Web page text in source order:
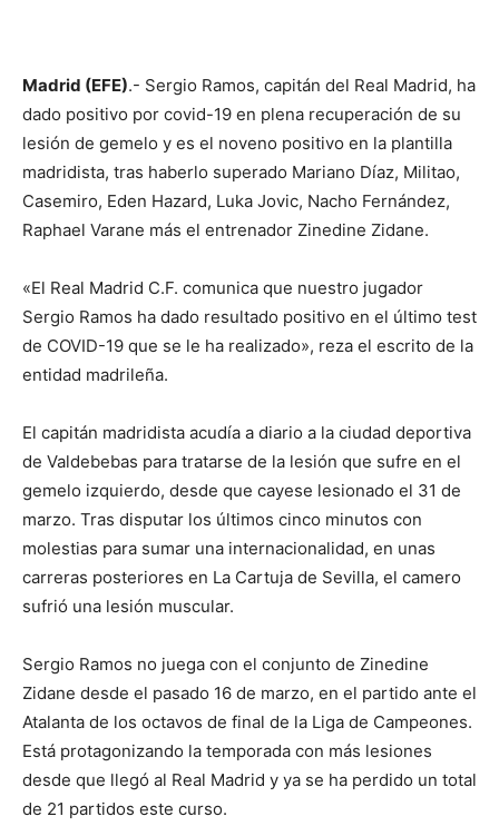
Madrid (EFE).- Sergio Ramos, capitán del Real Madrid, ha
dado positivo por covid-19 en plena recuperación de su
lesión de gemelo y es el noveno positivo en la plantilla
madridista, tras haberlo superado Mariano Díaz, Militao,
Casemiro, Eden Hazard, Luka Jovic, Nacho Fernández,
Raphael Varane más el entrenador Zinedine Zidane.
«El Real Madrid C.F. comunica que nuestro jugador
Sergio Ramos ha dado resultado positivo en el último test
de COVID-19 que se le ha realizado», reza el escrito de la
entidad madrileña.
El capitán madridista acudía a diario a la ciudad deportiva
de Valdebebas para tratarse de la lesión que sufre en el
gemelo izquierdo, desde que cayese lesionado el 31 de
marzo. Tras disputar los últimos cinco minutos con
molestias para sumar una internacionalidad, en unas
carreras posteriores en La Cartuja de Sevilla, el camero
sufrió una lesión muscular.
Sergio Ramos no juega con el conjunto de Zinedine
Zidane desde el pasado 16 de marzo, en el partido ante el
Atalanta de los octavos de final de la Liga de Campeones.
Está protagonizando la temporada con más lesiones
desde que llegó al Real Madrid y ya se ha perdido un total
de 21 partidos este curso.